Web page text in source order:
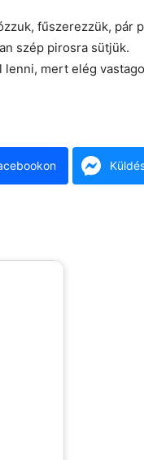
fűszerezzük, pár
szép pirosra sütjük.
mert elég